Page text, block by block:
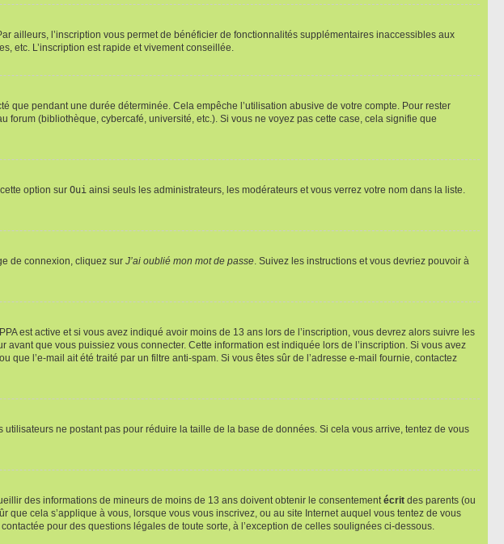
ailleurs, l’inscription vous permet de bénéficier de fonctionnalités supplémentaires inaccessibles aux
etc. L’inscription est rapide et vivement conseillée.
que pendant une durée déterminée. Cela empêche l’utilisation abusive de votre compte. Pour rester
(bibliothèque, cybercafé, université, etc.). Si vous ne voyez pas cette case, cela signifie que
option sur Oui ainsi seuls les administrateurs, les modérateurs et vous verrez votre nom dans la liste.
de connexion, cliquez sur J’ai oublié mon mot de passe. Suivez les instructions et vous devriez pouvoir à
est active et si vous avez indiqué avoir moins de 13 ans lors de l’inscription, vous devrez alors suivre les
que vous puissiez vous connecter. Cette information est indiquée lors de l’inscription. Si vous avez
l’e-mail ait été traité par un filtre anti-spam. Si vous êtes sûr de l’adresse e-mail fournie, contactez
ne postant pas pour réduire la taille de la base de données. Si cela vous arrive, tentez de vous
des informations de mineurs de moins de 13 ans doivent obtenir le consentementécrit des parents (ou
que cela s’applique à vous, lorsque vous vous inscrivez, ou au site Internet auquel vous tentez de vous
pour des questions légales de toute sorte, à l’exception de celles soulignées ci-dessous.